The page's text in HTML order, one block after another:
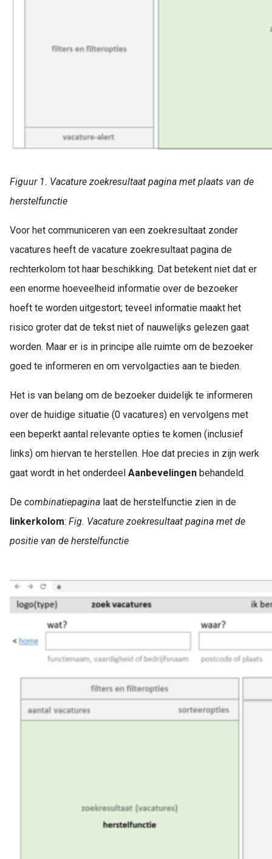
Figuur 1. Vacature zoekresultaat pagina met plaats van de
herstelfunctie
Voor het communiceren van een zoekresultaat zonder
vacatures heeft de vacature zoekresultaat pagina de
rechterkolom tot haar beschikking. Dat betekent niet dat er
een enorme hoeveelheid informatie over de bezoeker
hoeft te worden uitgestort; teveel informatie maakt het
risico groter dat de tekst niet of nauwelijks gelezen gaat
worden. Maar er is in principe alle ruimte om de bezoeker
goed te informeren en om vervolgacties aan te bieden.
Het is van belang om de bezoeker duidelijk te informeren
over de huidige situatie (0 vacatures) en vervolgens met
een beperkt aantal relevante opties te komen (inclusief
links) om hiervan te herstellen. Hoe dat precies in zijn werk
gaat wordt in het onderdeel Aanbevelingen behandeld.
De combinatiepagina laat de herstelfunctie zien in de
linkerkolom: Fig. Vacature zoekresultaat pagina met de
positie van de herstelfunctie